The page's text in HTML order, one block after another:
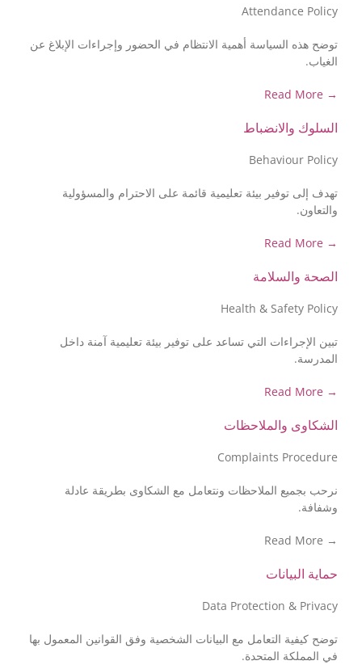
Attendance Policy
توضح هذه السياسة أهمية الانتظام في الحضور وإجراءات الإبلاغ عن
الغياب.
→ Read More
السلوك والانضباط
Behaviour Policy
تهدف إلى توفير بيئة تعليمية قائمة على الاحترام والمسؤولية
والتعاون.
→ Read More
الصحة والسلامة
Health & Safety Policy
تبين الإجراءات التي تساعد على توفير بيئة تعليمية آمنة داخل
المدرسة.
→ Read More
الشكاوى والملاحظات
Complaints Procedure
نرحب بجميع الملاحظات ونتعامل مع الشكاوى بطريقة عادلة
وشفافة.
→ Read More
حماية البيانات
Data Protection & Privacy
توضح كيفية التعامل مع البيانات الشخصية وفق القوانين المعمول بها
في المملكة المتحدة.